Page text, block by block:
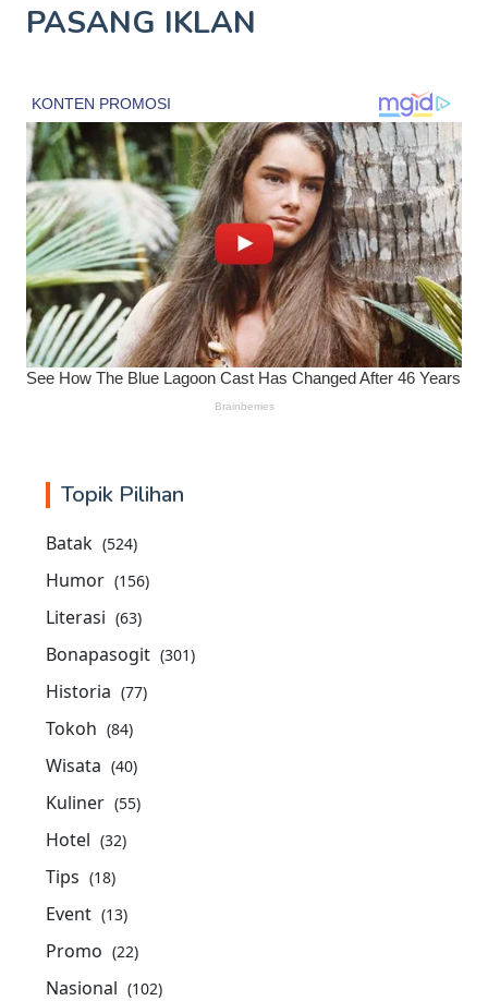
PASANG IKLAN
Topik Pilihan
Batak (524)
Humor (156)
Literasi (63)
Bonapasogit (301)
Historia (77)
Tokoh (84)
Wisata (40)
Kuliner (55)
Hotel (32)
Tips (18)
Event (13)
Promo (22)
Nasional (102)